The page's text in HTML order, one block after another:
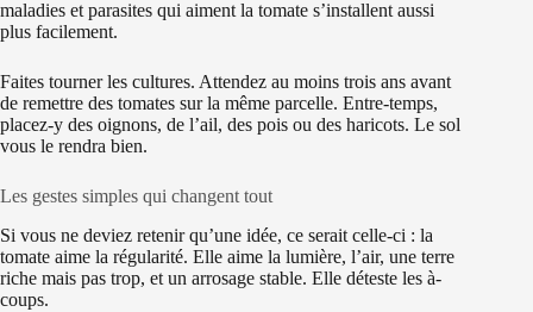
maladies et parasites qui aiment la tomate s’installent aussi
plus facilement.
Faites tourner les cultures. Attendez au moins trois ans avant
de remettre des tomates sur la même parcelle. Entre-temps,
placez-y des oignons, de l’ail, des pois ou des haricots. Le sol
vous le rendra bien.
Les gestes simples qui changent tout
Si vous ne deviez retenir qu’une idée, ce serait celle-ci : la
tomate aime la régularité. Elle aime la lumière, l’air, une terre
riche mais pas trop, et un arrosage stable. Elle déteste les à-
coups.